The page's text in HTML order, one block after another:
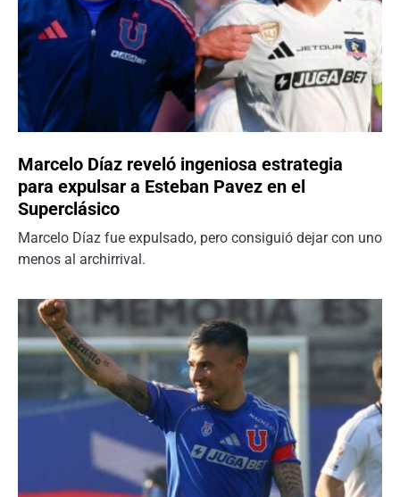
Marcelo Díaz reveló ingeniosa estrategia
para expulsar a Esteban Pavez en el
Superclásico
Marcelo Díaz fue expulsado, pero consiguió dejar con uno
menos al archirrival.